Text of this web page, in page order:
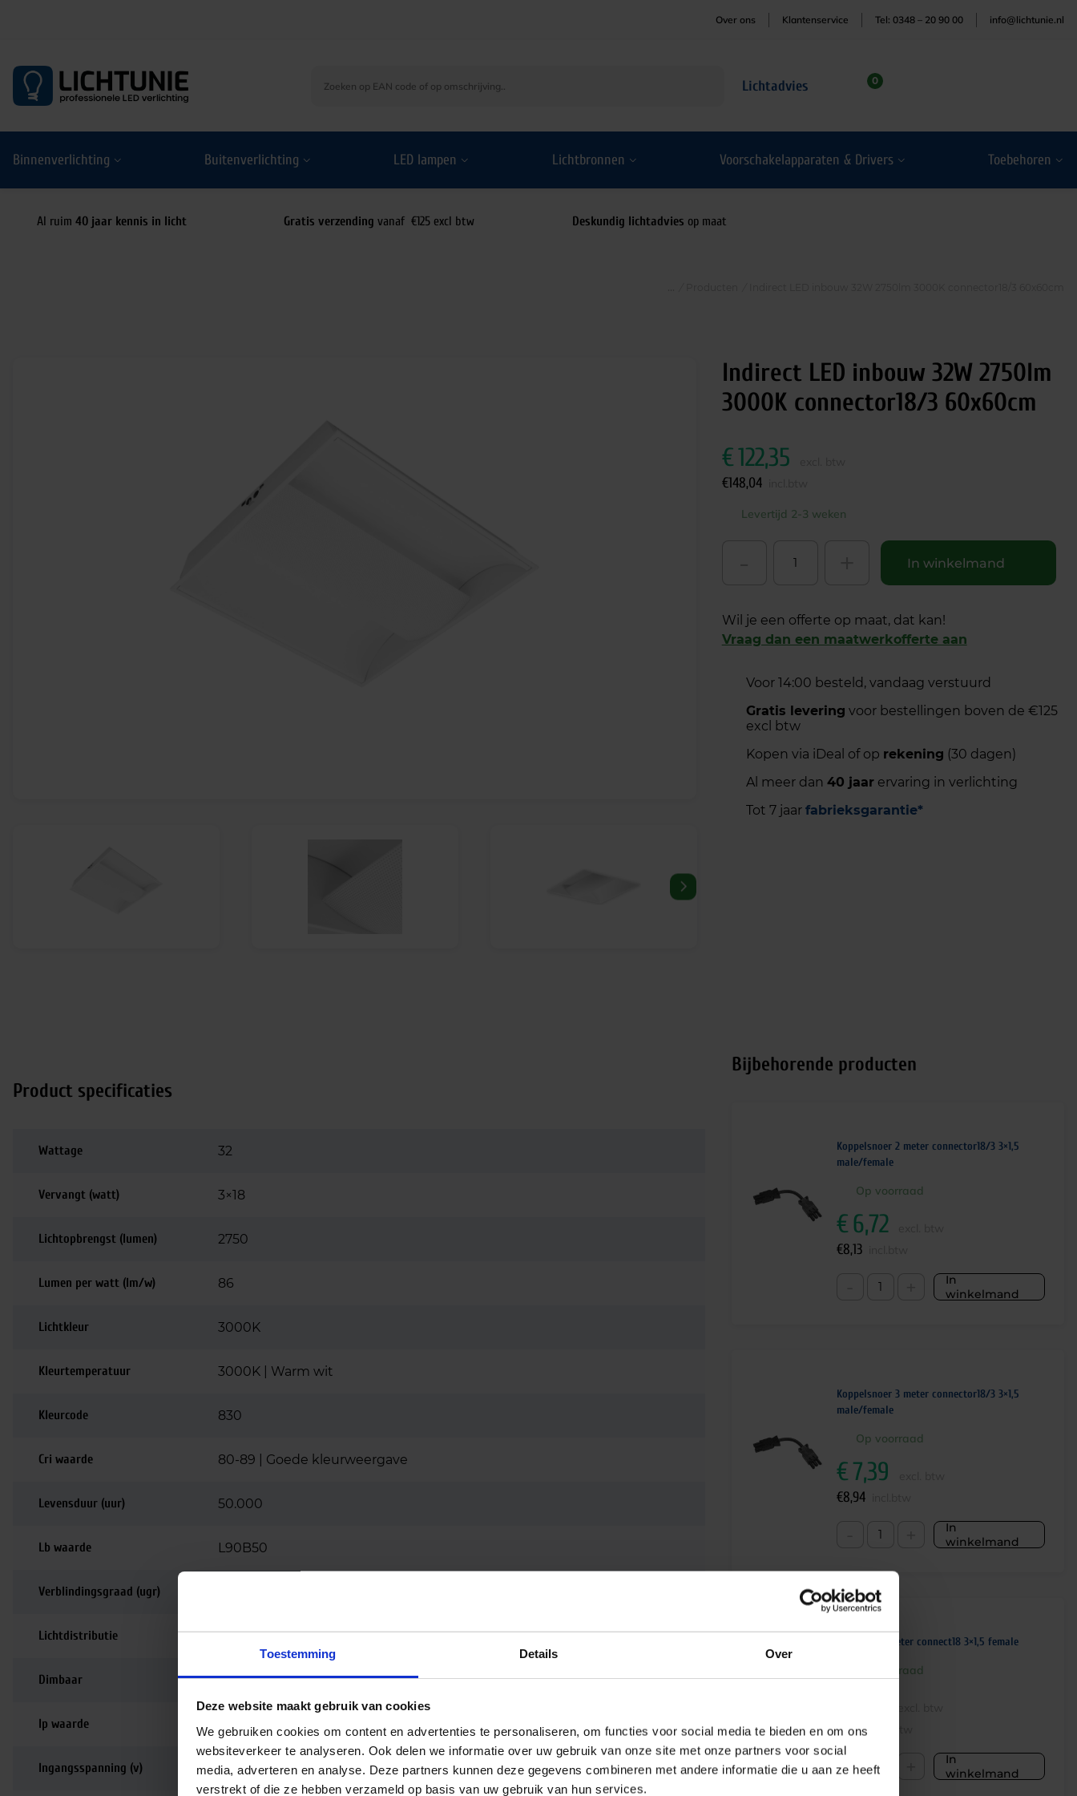
Toestemming Details Over
Deze website maakt gebruik van cookies
We gebruiken cookies om content en advertenties te personaliseren, om functies voor social media te bieden en om ons
websiteverkeer te analyseren. Ook delen we informatie over uw gebruik van onze site met onze partners voor social
media, adverteren en analyse. Deze partners kunnen deze gegevens combineren met andere informatie die u aan ze heeft
verstrekt of die ze hebben verzameld op basis van uw gebruik van hun services.
Over ons Klantenservice Tel: 0348 – 20 90 00 info@lichtunie.nl
Lichtadvies 0
Binnenverlichting Buitenverlichting LED lampen Lichtbronnen Voorschakelapparaten & Drivers Toebehoren
Al ruim 40 jaar kennis in licht Gratis verzending vanaf €125 excl btw Deskundig lichtadvies op maat
Indirect LED inbouw 32W 2750lm
3000K connector18/3 60x60cm
€122,35
€148,04
Levertijd 2-3 weken
In winkelmand
Wil je een offerte op maat, dat kan!
Vraag dan een maatwerkofferte aan
Voor 14:00 besteld, vandaag verstuurd
Gratis levering voor bestellingen boven de €125
excl btw
Kopen via iDeal of op rekening (30 dagen)
Al meer dan 40 jaarervaring in verlichting
Tot 7 jaar fabrieksgarantie*
Product specificaties
Wattage 32
Vervangt (watt) 3×18
Lichtopbrengst (lumen) 2750
Lumen per watt (lm/w) 86
Lichtkleur 3000K
Kleurtemperatuur 3000K | Warm wit
Kleurcode 830
Cri waarde 80-89 | Goede kleurweergave
Levensduur (uur) 50.000
Lb waarde L90B50
Verblindingsgraad (ugr)
Lichtdistributie Symmetrisch
Dimbaar Niet dimbaar
Ip waarde IP20
Ingangsspanning (v) 220-240
Bijbehorende producten
Koppelsnoer 2 meter connector18/3 3×1,5
male/female
Op voorraad
In
winkelmand
€6,72
€8,13
Koppelsnoer 3 meter connector18/3 3×1,5
male/female
Op voorraad
In
winkelmand
€7,39
€8,94
Netsnoer 2 meter connect18 3×1,5 female
Op voorraad
-
In
winkelmand
€8,00